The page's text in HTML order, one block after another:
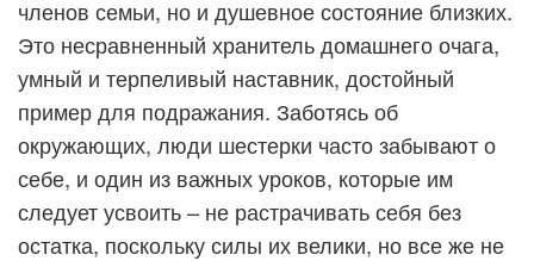
членов семьи, но и душевное состояние близких.
Это несравненный хранитель домашнего очага,
умный и терпеливый наставник, достойный
пример для подражания. Заботясь об
окружающих, люди шестерки часто забывают о
себе, и один из важных уроков, которые им
следует усвоить – не растрачивать себя без
остатка, поскольку силы их велики, но все же не